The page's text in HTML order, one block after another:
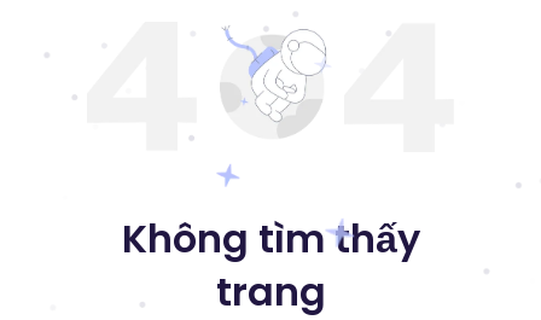
Không tìm thấy
trang